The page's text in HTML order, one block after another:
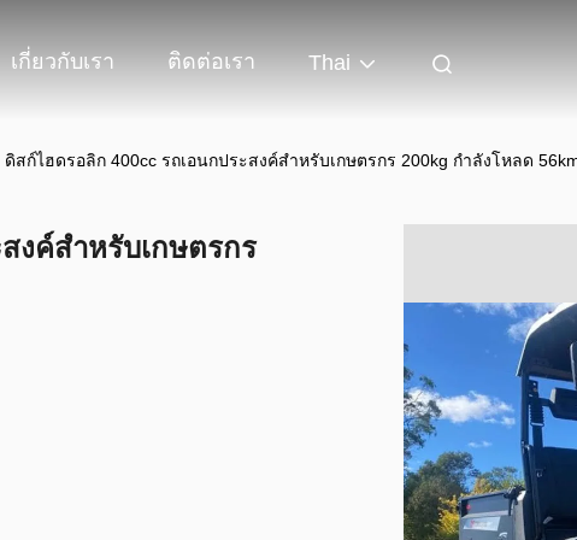
เกี่ยวกับเรา ติดต่อเรา Thai
ดิสก์ไฮดรอลิก 400cc รถเอนกประสงค์สำหรับเกษตรกร 200kg กำลังโหลด
งค์สำหรับเกษตรกร